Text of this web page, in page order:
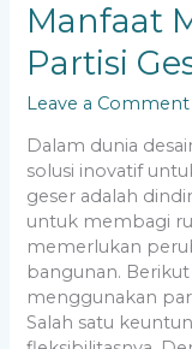
Manfaat
Partisi
Leave a Comment
Dalam dunia
solusi inovatif
geser adalah
untuk membagi
memerlukan
bangunan.
menggunakan
Salah satu